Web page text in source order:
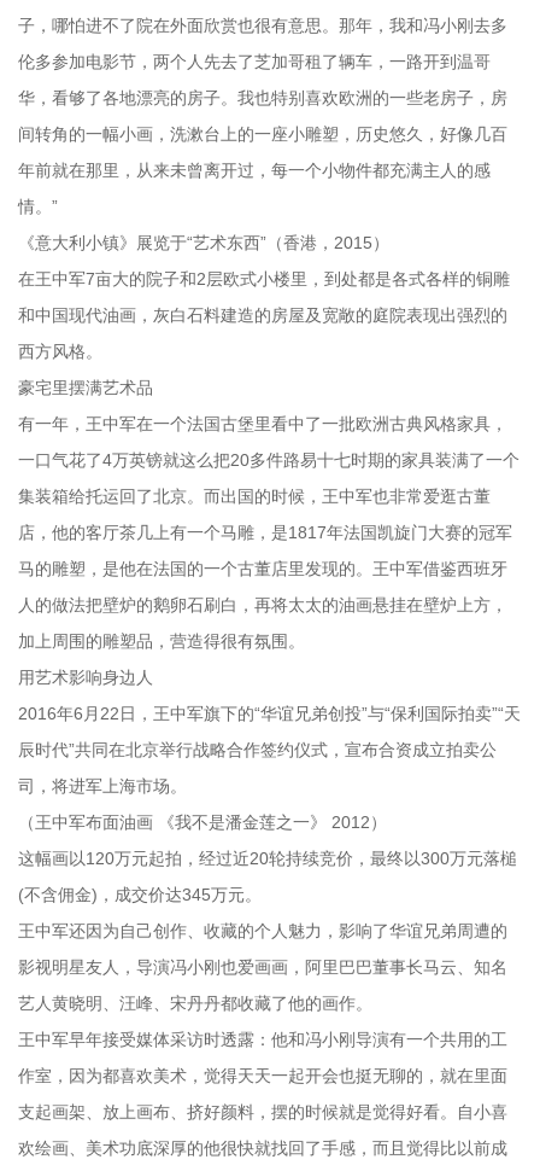
子，哪怕进不了院在外面欣赏也很有意思。那年，我和冯小刚去多
伦多参加电影节，两个人先去了芝加哥租了辆车，一路开到温哥
华，看够了各地漂亮的房子。我也特别喜欢欧洲的一些老房子，房
间转角的一幅小画，洗漱台上的一座小雕塑，历史悠久，好像几百
年前就在那里，从来未曾离开过，每一个小物件都充满主人的感
情。”
《意大利小镇》展览于“艺术东西”（香港，2015）
在王中军7亩大的院子和2层欧式小楼里，到处都是各式各样的铜雕
和中国现代油画，灰白石料建造的房屋及宽敞的庭院表现出强烈的
西方风格。
豪宅里摆满艺术品
有一年，王中军在一个法国古堡里看中了一批欧洲古典风格家具，
一口气花了4万英镑就这么把20多件路易十七时期的家具装满了一个
集装箱给托运回了北京。而出国的时候，王中军也非常爱逛古董
店，他的客厅茶几上有一个马雕，是1817年法国凯旋门大赛的冠军
马的雕塑，是他在法国的一个古董店里发现的。王中军借鉴西班牙
人的做法把壁炉的鹅卵石刷白，再将太太的油画悬挂在壁炉上方，
加上周围的雕塑品，营造得很有氛围。
用艺术影响身边人
2016年6月22日，王中军旗下的“华谊兄弟创投”与“保利国际拍卖”“天
辰时代”共同在北京举行战略合作签约仪式，宣布合资成立拍卖公
司，将进军上海市场。
（王中军布面油画 《我不是潘金莲之一》 2012）
这幅画以120万元起拍，经过近20轮持续竞价，最终以300万元落槌
(不含佣金)，成交价达345万元。
王中军还因为自己创作、收藏的个人魅力，影响了华谊兄弟周遭的
影视明星友人，导演冯小刚也爱画画，阿里巴巴董事长马云、知名
艺人黄晓明、汪峰、宋丹丹都收藏了他的画作。
王中军早年接受媒体采访时透露：他和冯小刚导演有一个共用的工
作室，因为都喜欢美术，觉得天天一起开会也挺无聊的，就在里面
支起画架、放上画布、挤好颜料，摆的时候就是觉得好看。自小喜
欢绘画、美术功底深厚的他很快就找回了手感，而且觉得比以前成